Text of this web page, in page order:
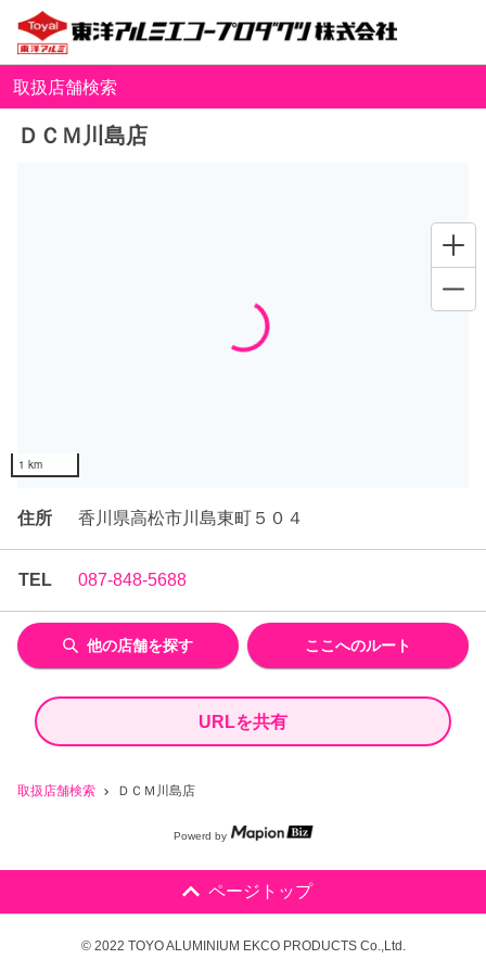
取扱店舗検索 ＤＣＭ川島店
取扱店舗検索
ＤＣＭ川島店
住所 香川県高松市川島東町５０４
TEL 087-848-5688
他の店舗を探す ここへのルート
URLを共有
Loading...
1 km
Powerd by
ページトップ
© 2022 TOYO ALUMINIUM EKCO PRODUCTS Co.,Ltd.